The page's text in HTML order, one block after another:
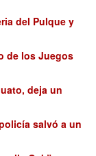
del Pulque y
de los Juegos
deja un
salvó a un